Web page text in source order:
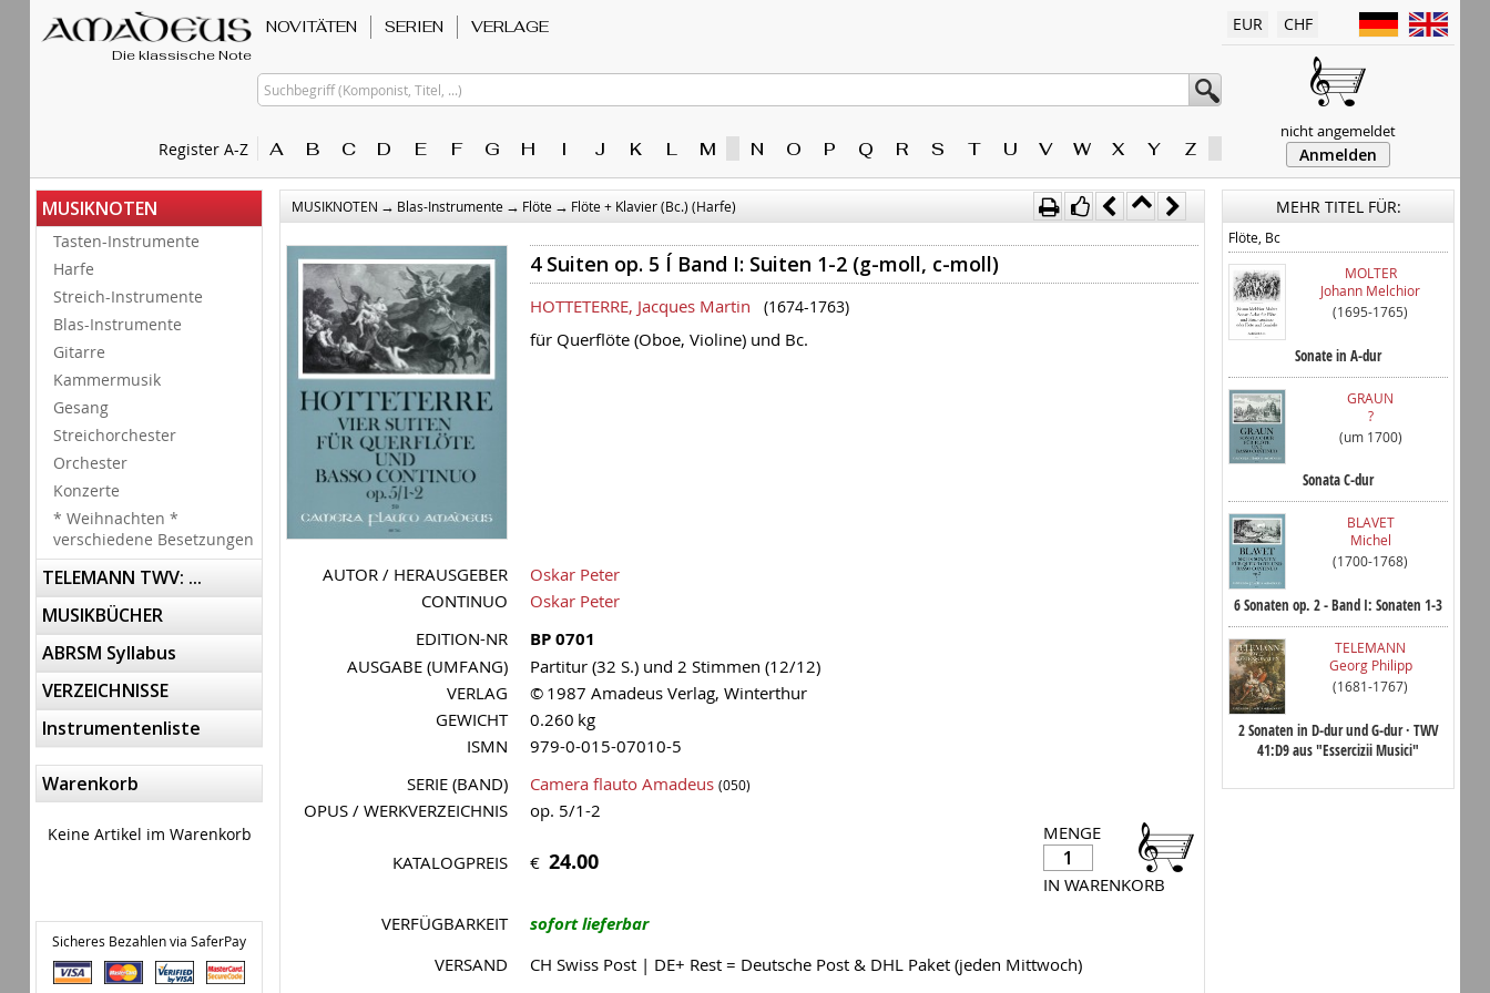
Die klassische Note
Register A-Z
NOVITÄTEN SERIEN VERLAGE
Suchbegriff (Komponist, Titel, ...)
A B C D E F G H I J K L M N O P Q R S T U V W X Y Z
EUR CHF
nicht angemeldet
Anmelden
MUSIKNOTEN
Tasten-Instrumente
Harfe
Streich-Instrumente
Blas-Instrumente
Gitarre
Kammermusik
Gesang
Streichorchester
Orchester
Konzerte
* Weihnachten *
verschiedene Besetzungen
TELEMANN TWV: ...
MUSIKBÜCHER
ABRSM Syllabus
VERZEICHNISSE
Instrumentenliste
Warenkorb
Keine Artikel im Warenkorb
Sicheres Bezahlen via SaferPay
MUSIKNOTEN → Blas-Instrumente → Flöte → Flöte + Klavier (Bc.) (Harfe)
4 Suiten op. 5 Í Band I: Suiten 1-2 (g-moll, c-moll)
HOTTETERRE, Jacques Martin (1674-1763)
für Querflöte (Oboe, Violine) und Bc.
AUTOR / HERAUSGEBER
Oskar Peter
CONTINUO
Oskar Peter
EDITION-NR
BP 0701
AUSGABE (UMFANG)
Partitur (32 S.) und 2 Stimmen (12/12)
VERLAG
© 1987 Amadeus Verlag, Winterthur
GEWICHT
0.260 kg
ISMN
979-0-015-07010-5
SERIE (BAND)
Camera flauto Amadeus (050)
OPUS / WERKVERZEICHNIS
op. 5/1-2
MENGE
IN WARENKORB
KATALOGPREIS € 24.00
VERFÜGBARKEIT sofort lieferbar
VERSAND CH Swiss Post | DE+ Rest = Deutsche Post & DHL Paket (jeden Mittwoch)
MEHR TITEL FÜR:
Flöte, Bc
MOLTER
Johann Melchior
(1695-1765)
Sonate in A-dur
GRAUN
?
(um 1700)
Sonata C-dur
BLAVET
Michel
(1700-1768)
6 Sonaten op. 2 - Band I: Sonaten 1-3
TELEMANN
Georg Philipp
(1681-1767)
2 Sonaten in D-dur und G-dur · TWV
41:D9 aus "Essercizii Musici"